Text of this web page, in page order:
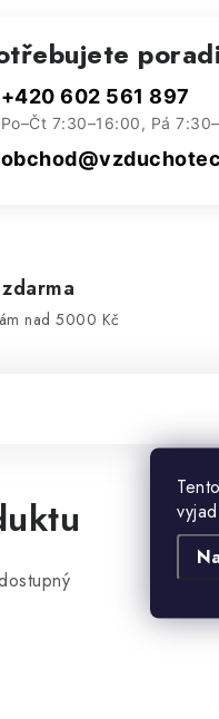
+420 602 561 897
Po–Čt 7:30–16:00, Pá
nad 5000 Kč